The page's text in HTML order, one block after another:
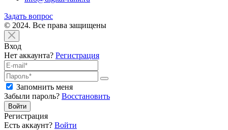
Задать вопрос
© 2024. Все права защищены
Вход
Нет аккаунта? Регистрация
Запомнить меня
Забыли пароль? Восстановить
Войти
Регистрация
Есть аккаунт? Войти